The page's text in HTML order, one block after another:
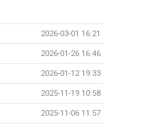
2026-03-01 16:21
2026-01-26 16:46
2026-01-12 19:33
2025-11-19 10:58
2025-11-06 11:57